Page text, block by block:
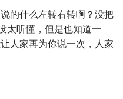
的什么左转右转啊？没把
太听懂，但是也知道一
人家再为你说一次，人家